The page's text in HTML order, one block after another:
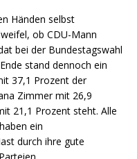
Händen selbst
ob CDU-Mann
bei der Bundestagswahl
stand dennoch ein
37,1 Prozent der
Zimmer mit 26,9
21,1 Prozent steht. Alle
ein
durch ihre gute